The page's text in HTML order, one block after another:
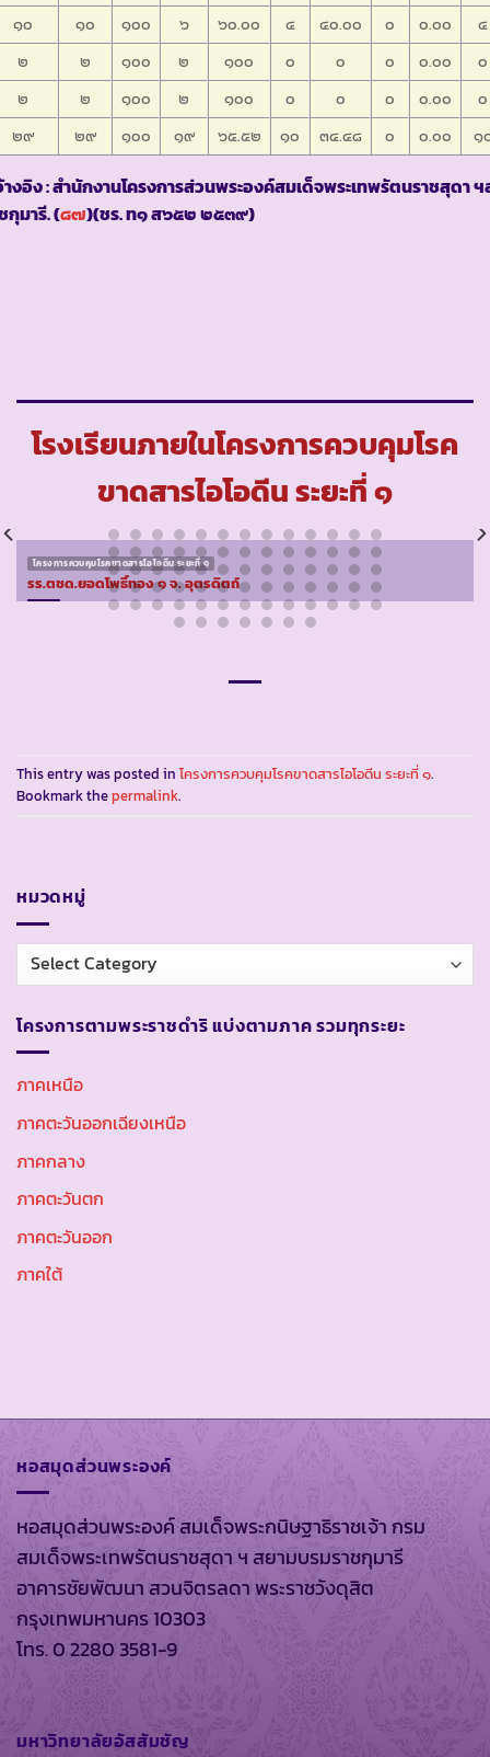
๑๐
๑๐ ๑๐๐ ๖ ๖๐.๐๐ ๔ ๔๐.๐๐ ๐ ๐.๐๐
๔
๒
๒ ๑๐๐ ๒ ๑๐๐ ๐ ๐ ๐ ๐.๐๐
๐
๒
๒ ๑๐๐ ๒ ๑๐๐ ๐ ๐ ๐ ๐.๐๐
๐
๒๙
๒๙ ๑๐๐ ๑๙ ๖๕.๕๒ ๑๐ ๓๔.๔๘ ๐ ๐.๐๐ ๑
งอิง : สำนักงานโครงการส่วนพระองค์สมเด็จพระเทพรัตนราชสุดา
กุมารี. (๘๗)(ชร. ท๑ ส๖๕๒ ๒๕๓๙)
โรงเรียนภายในโครงการควบคุมโรค
ขาดสารไอโอดีน ระยะที่ ๑
โครงการควบคุมโรคขาดสารไอโอดีน ระยะที่ ๑
รร.ตชด.ยอดโพธิ์ทอง ๑ จ. อุตรดิตถ์
This entry was posted in โครงการควบคุมโรคขาดสารไอโอดีน ระยะที่ ๑.
Bookmark thepermalink.
หมวดหมู่
หมวด
หมู่
โครงการตามพระราชดำริ แบ่งตามภาค รวมทุกระยะ
ภาคเหนือ
ภาคตะวันออกเฉียงเหนือ
ภาคกลาง
ภาคตะวันตก
ภาคตะวันออก
ภาคใต้
หอสมุดส่วนพระองค์
หอสมุดส่วนพระองค์ สมเด็จพระกนิษฐาธิราชเจ้า กรม
สมเด็จพระเทพรัตนราชสุดา ฯ สยามบรมราชกุมารี
อาคารชัยพัฒนา สวนจิตรลดา พระราชวังดุสิต
กรุงเทพมหานคร 10303
โทร. 0 2280 3581-9
มหาวิทยาลัยอัสสัมชัญ